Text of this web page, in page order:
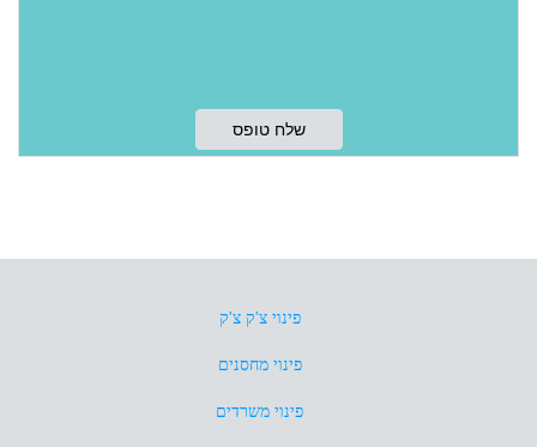
פינוי צ'ק צ'ק
פינוי מחסנים
פינוי משרדים